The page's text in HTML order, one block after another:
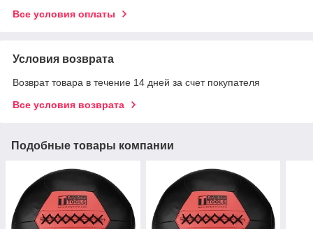
Все условия оплаты
Условия возврата
Возврат товара в течение 14 дней за счет покупателя
Все условия возврата
Подобные товары компании